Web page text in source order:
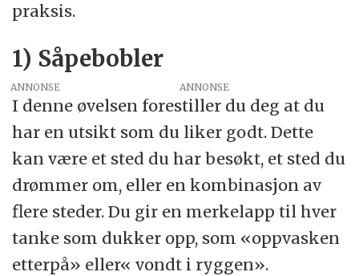
praksis.
1) Såpebobler
ANNONSE
I denne øvelsen forestiller du deg at du
har en utsikt som du liker godt. Dette
kan være et sted du har besøkt, et sted du
drømmer om, eller en kombinasjon av
flere steder. Du gir en merkelapp til hver
tanke som dukker opp, som «oppvasken
etterpå» eller« vondt i ryggen».